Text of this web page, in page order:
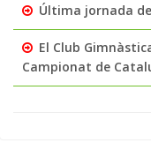
Última jornada
El Club
Campionat de